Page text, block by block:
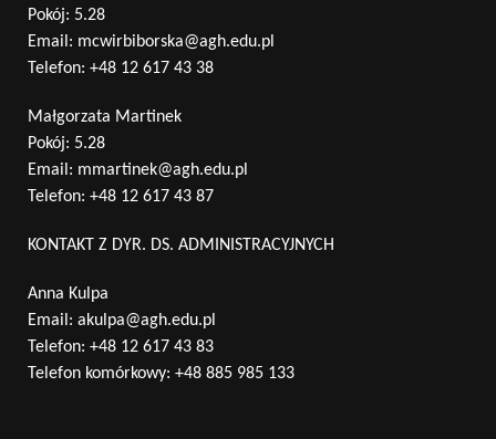
Pokój: 5.28
Email: mcwirbiborska@agh.edu.pl
Telefon: +48 12 617 43 38
Małgorzata Martinek
Pokój: 5.28
Email: mmartinek@agh.edu.pl
Telefon: +48 12 617 43 87
KONTAKT Z DYR. DS. ADMINISTRACYJNYCH
Anna Kulpa
Email: akulpa@agh.edu.pl
Telefon: +48 12 617 43 83
Telefon komórkowy: +48 885 985 133